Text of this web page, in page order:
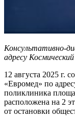
Консультативно-
адресу
12 августа 2025 г.
«Евромед» по
поликлиника
расположена на 2
от остановки